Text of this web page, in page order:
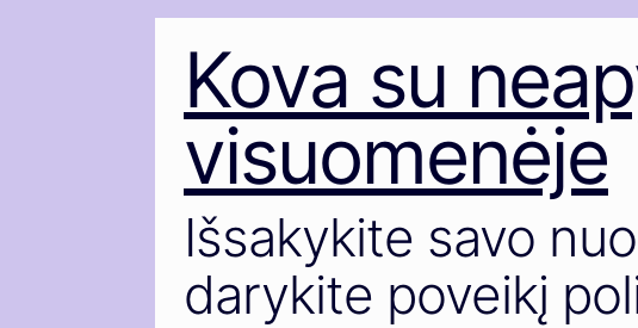
Kova su
visuomenėje
Išsakykite savo
darykite poveikį